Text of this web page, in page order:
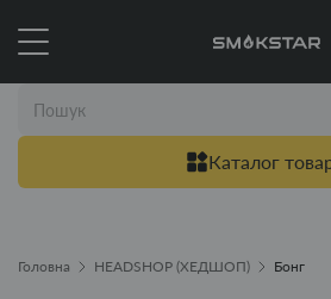
Каталог
Головна HEADSHOP (ХЕДШОП) Бонг